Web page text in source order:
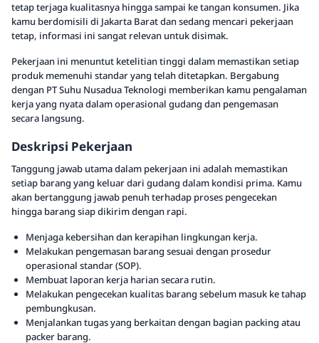
tetap terjaga kualitasnya hingga sampai ke tangan konsumen. Jika
kamu berdomisili di Jakarta Barat dan sedang mencari pekerjaan
tetap, informasi ini sangat relevan untuk disimak.
Pekerjaan ini menuntut ketelitian tinggi dalam memastikan setiap
produk memenuhi standar yang telah ditetapkan. Bergabung
dengan PT Suhu Nusadua Teknologi memberikan kamu pengalaman
kerja yang nyata dalam operasional gudang dan pengemasan
secara langsung.
Deskripsi Pekerjaan
Tanggung jawab utama dalam pekerjaan ini adalah memastikan
setiap barang yang keluar dari gudang dalam kondisi prima. Kamu
akan bertanggung jawab penuh terhadap proses pengecekan
hingga barang siap dikirim dengan rapi.
Menjaga kebersihan dan kerapihan lingkungan kerja.
Melakukan pengemasan barang sesuai dengan prosedur
operasional standar (SOP).
Membuat laporan kerja harian secara rutin.
Melakukan pengecekan kualitas barang sebelum masuk ke tahap
pembungkusan.
Menjalankan tugas yang berkaitan dengan bagian packing atau
packer barang.